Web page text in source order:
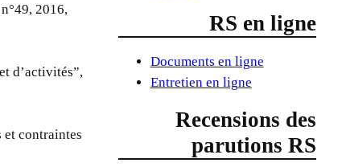
2016,
d’activités”,
et contraintes
RS en ligne
Documents en ligne
Entretien en ligne
Recensions des
parutions RS